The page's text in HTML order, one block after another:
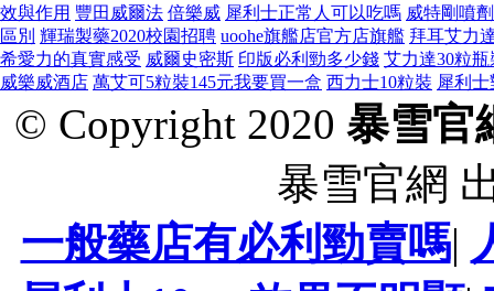
效與作用 豐田威爾法 倍樂威 犀利士正常人可以吃嗎 威特剛噴
區別 輝瑞製藥2020校園招聘 uoohe旗艦店官方店旗艦 拜耳艾力
希愛力的真實感受 威爾史密斯 印版必利勁多少錢 艾力達30粒瓶
威樂威酒店 萬艾可5粒裝145元我要買一盒 西力士10粒裝 犀利
© Copyright 2020 暴雪官
暴雪官網
一般藥店有必利勁賣嗎|